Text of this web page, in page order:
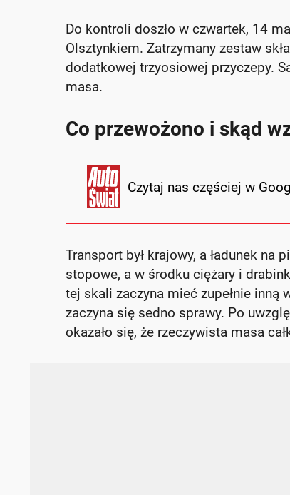
Do kontroli doszło w czwartek, 14
Olsztynkiem. Zatrzymany zestaw
dodatkowej trzyosiowej przyczepy.
masa.
Co przewożono i skąd
Czytaj nas częściej w
Transport był krajowy, a ładunek na
stopowe, a w środku ciężary i
tej skali zaczyna mieć zupełnie inną
zaczyna się sedno sprawy. Po
okazało się, że rzeczywista masa